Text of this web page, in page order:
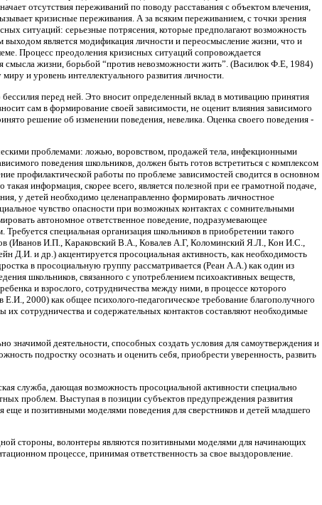
отсутствия переживаний по поводу расставания с объектом влечения,
кризисные переживания. А за всяким переживанием, с точки зрения
ситуаций: серьезные потрясения, которые предполагают возможность
является модификация личности и переосмысление жизни, что и
Процесс преодоления кризисных ситуаций сопровождается
смысла жизни, борьбой “против невозможности жить”. (Василюк Ф.Е, 1984)
и уровень интеллектуального развития личности.
перед ней. Это вносит определенный вклад в мотивацию принятия
сам в формирование своей зависимости, не оценит влияния зависимого
решение об изменении поведения, невелика. Оценка своего поведения -
проблемами: ложью, воровством, продажей тела, инфекционными
поведения школьников, должен быть готов встретиться с комплексом
профилактической работы по проблеме зависимостей сводится в основном
информация, скорее всего, является полезной при ее грамотной подаче,
у детей необходимо целенаправленно формировать личностное
чувство опасности при возможных контактах с сомнительными
автономное ответственное поведение, подразумевающее
специальная организация школьников в приобретении такого
(Иванов И.П., Караковский В.А., Ковалев А.Г, Коломинский Я.Л., Кон И.С.,
и др.) акцентируется просоциальная активность, как необходимость
в просоциальную группу рассматривается (Реан А.А.) как один из
школьников, связанного с употреблением психоактивных веществ,
и взрослого, сотрудничества между ними, в процессе которого
2000) как общее психолого-педагогическое требование благополучного
сотрудничества и содержательных контактов составляют необходимые
значимой деятельности, способных создать условия для самоутверждения и
подростку осознать и оценить себя, приобрести уверенность, развить
служба, дающая возможность просоциальной активности специально
проблем. Выступая в позиции субъектов предупреждения развития
и позитивными моделями поведения для сверстников и детей младшего
стороны, волонтеры являются позитивными моделями для начинающих
процессе, принимая ответственность за свое выздоровление.